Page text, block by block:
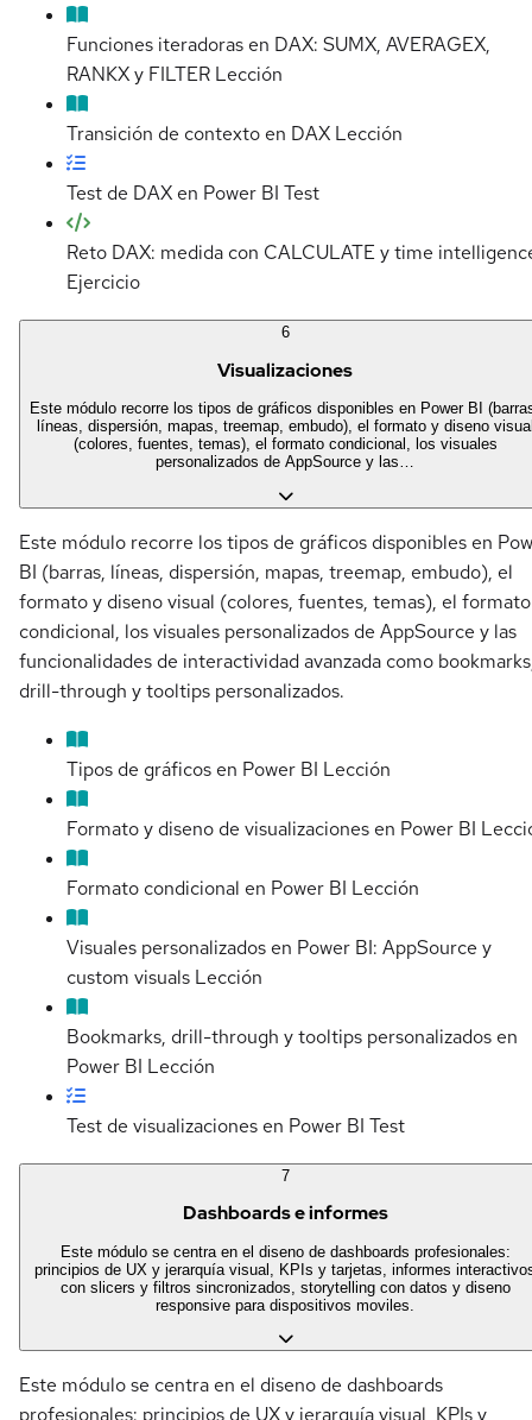
Funciones iteradoras en DAX: SUMX, AVERAGEX,
RANKX y FILTER Lección
Transición de contexto en DAX Lección
Test de DAX en Power BI Test
Reto DAX: medida con CALCULATE y time
Ejercicio
6
Visualizaciones
Este módulo recorre los tipos de gráficos disponibles en Power BI
líneas, dispersión, mapas, treemap, embudo), el formato y diseno
(colores, fuentes, temas), el formato condicional, los visuales
personalizados de AppSource y las…
Este módulo recorre los tipos de gráficos disponibles en
BI (barras, líneas, dispersión, mapas, treemap, embudo), el
formato y diseno visual (colores, fuentes, temas), el formato
condicional, los visuales personalizados de AppSource y las
funcionalidades de interactividad avanzada como
drill-through y tooltips personalizados.
Tipos de gráficos en Power BI Lección
Formato y diseno de visualizaciones en Power BI
Formato condicional en Power BI Lección
Visuales personalizados en Power BI: AppSource y
custom visuals Lección
Bookmarks, drill-through y tooltips personalizados en
Power BI Lección
Test de visualizaciones en Power BI Test
7
Dashboards e informes
Este módulo se centra en el diseno de dashboards profesionales:
principios de UX y jerarquía visual, KPIs y tarjetas, informes
con slicers y filtros sincronizados, storytelling con datos y diseno
responsive para dispositivos moviles.
Este módulo se centra en el diseno de dashboards
profesionales: principios de UX y jerarquía visual, KPIs y